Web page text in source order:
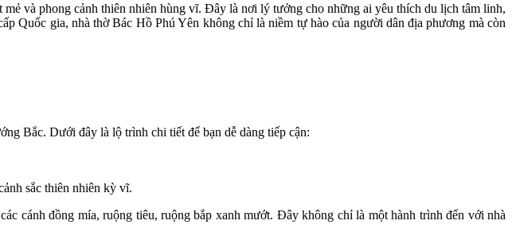
và phong cảnh thiên nhiên hùng vĩ. Đây là nơi lý tưởng cho những ai yêu thích du lịch tâm linh,
gia, nhà thờ Bác Hồ Phú Yên không chỉ là niềm tự hào của người dân địa phương mà còn
Bắc. Dưới đây là lộ trình chi tiết để bạn dễ dàng tiếp cận:
sắc thiên nhiên kỳ vĩ.
cánh đồng mía, ruộng tiêu, ruộng bắp xanh mướt. Đây không chỉ là một hành trình đến với nhà